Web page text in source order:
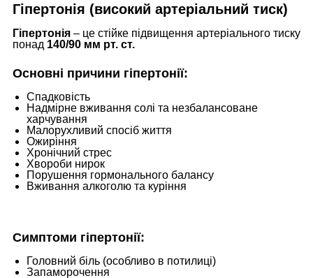
Гіпертонія (високий артеріальний тиск)
Гіпертонія – це стійке підвищення артеріального тиску
понад 140/90 мм рт. ст.
Основні причини гіпертонії:
Спадковість
Надмірне вживання солі та незбалансоване
харчування
Малорухливий спосіб життя
Ожиріння
Хронічний стрес
Хвороби нирок
Порушення гормонального балансу
Вживання алкоголю та куріння
Симптоми гіпертонії:
Головний біль (особливо в потилиці)
Запаморочення